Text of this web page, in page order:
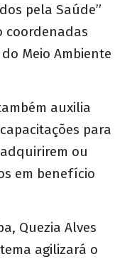
pela Saúde”
coordenadas
Meio Ambiente
auxilia
para
ou
em benefício
Quezia Alves
agilizará o